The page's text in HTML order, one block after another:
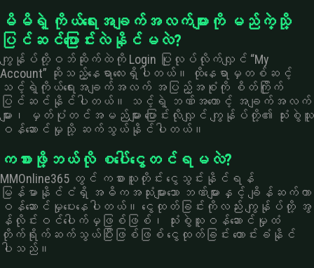
မိမိရဲ့ ကိုယ်ရေးအချက်အလက်များကို မည်ကဲ့သို့
ပြင်ဆင်ပြောင်းလဲနိုင်မလဲ?
ကျွန်ုပ်တို့ဝဘ်ဆိုက်ထဲကို Login ပြုလုပ်လိုက်လျှင် “My
Account” ဆိုသည့်နေရာလေးရှိပါတယ်။ ထိုနေရာမှတစ်ဆင့်
သင့်ရဲ့ကိုယ်ရေးအချက်အလက် အပြည့်အစုံကို စိတ်ကြိုက်
ပြင်ဆင်နိုင်ပါတယ်။ သင့်ရဲ့ ဘဏ်အကောင့် အချက်အလက်
များ၊ မှတ်ပုံတင်အမည်များ ပြောင်းလိုလျှင် ကျွနု်ပ်တို့၏ သုံးစွဲသူ
ဝန်ဆောင်မှုသို့ ဆက်သွယ်နိုင်ပါတယ်။
ကစားဖို့ဘယ်လို စပေါ်ငွေတင်ရမလဲ?
MMOnline365 တွင် ကစားသူတိုင်း ငွေသွင်းနိုင်ရန်
မြန်မာနိုင်ငံရှိ အဓိကအသုံးများသော ဘဏ်များနှင့် ချိန်ဆက်ကာ
ဝန်ဆောင်မှုပေးနေပါတယ်။ ငွေထုတ်ခြင်းကိုလည်း ကျွန်ုပ်တို့ အွ
န်လိုင်းဝင်ပေါက်မှဖြစ်ဖြစ်၊ သုံးစွဲသူဝန်ဆောင်မှုထံ
တိုက်ရိုက်ဆက်သွယ်ပြီးဖြစ်ဖြစ် ငွေထုတ်ခြင်း တောင်းခံနိုင်
ပါသည်။